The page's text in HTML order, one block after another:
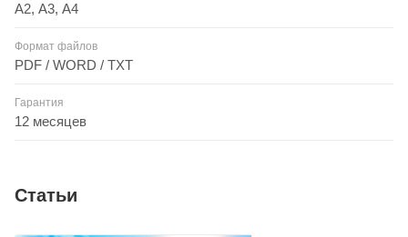
А2, А3, А4
Формат файлов
PDF / WORD / TXT
Гарантия
12 месяцев
Статьи